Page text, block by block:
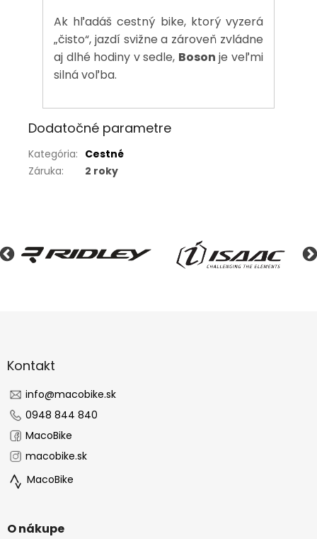
Ak hľadáš cestný bike, ktorý vyzerá
„čisto“, jazdí svižne a zároveň zvládne
aj dlhé hodiny v sedle, Boson je veľmi
silná voľba.
Dodatočné parametre
Kategória: Cestné
Záruka: 2 roky
äKontakt
info@macobike.sk
0948 844 840
MacoBike
macobike.sk
MacoBike
O nákupe